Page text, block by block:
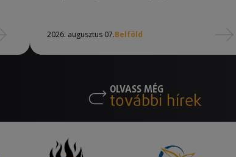
2026. augusztus 07.Belföld
OLVASS MÉG
további hírek